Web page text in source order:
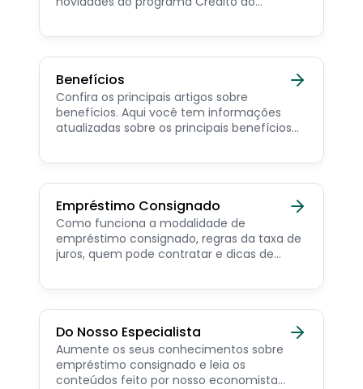
consignado privado.
Benefícios
Confira os principais artigos sobre
benefícios. Aqui você tem informações
atualizadas sobre os principais benefícios
pensionista e beneficiários de programas
Empréstimo Consignado
Como funciona a modalidade de
empréstimo consignado, regras da taxa de
juros, quem pode contratar e dicas de
Do Nosso Especialista
Aumente os seus conhecimentos sobre
empréstimo consignado e leia os
conteúdos feito por nosso economista